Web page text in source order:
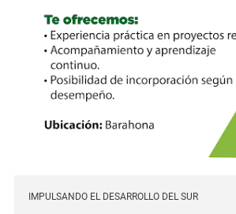
IMPULSANDO EL DESARROLLO DEL SUR